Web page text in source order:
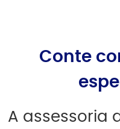
Conte
A assessoria